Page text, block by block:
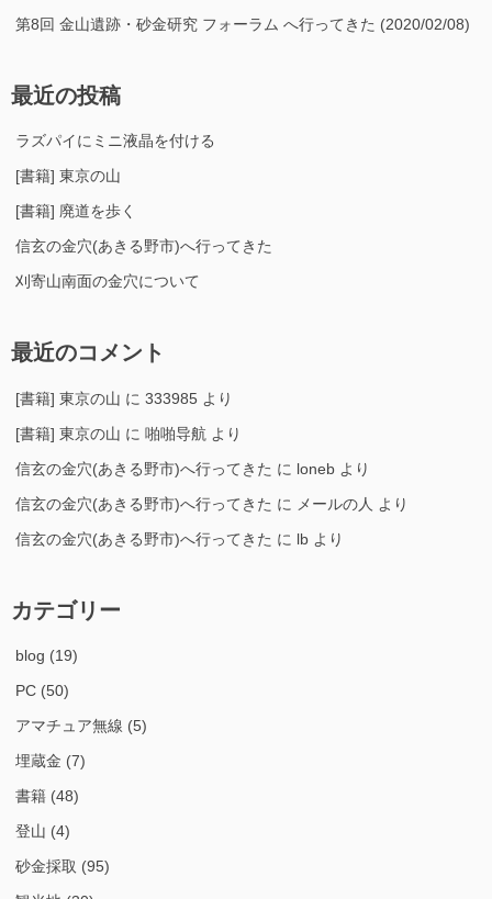
第8回 金山遺跡・砂金研究 フォーラム へ行ってきた (2020/02/08)
最近の投稿
ラズパイにミニ液晶を付ける
[書籍] 東京の山
[書籍] 廃道を歩く
信玄の金穴(あきる野市)へ行ってきた
刈寄山南面の金穴について
最近のコメント
[書籍] 東京の山 に 333985 より
[書籍] 東京の山 に 啪啪导航 より
信玄の金穴(あきる野市)へ行ってきた に loneb より
信玄の金穴(あきる野市)へ行ってきた に メールの人 より
信玄の金穴(あきる野市)へ行ってきた に lb より
カテゴリー
blog (19)
PC (50)
アマチュア無線 (5)
埋蔵金 (7)
書籍 (48)
登山 (4)
砂金採取 (95)